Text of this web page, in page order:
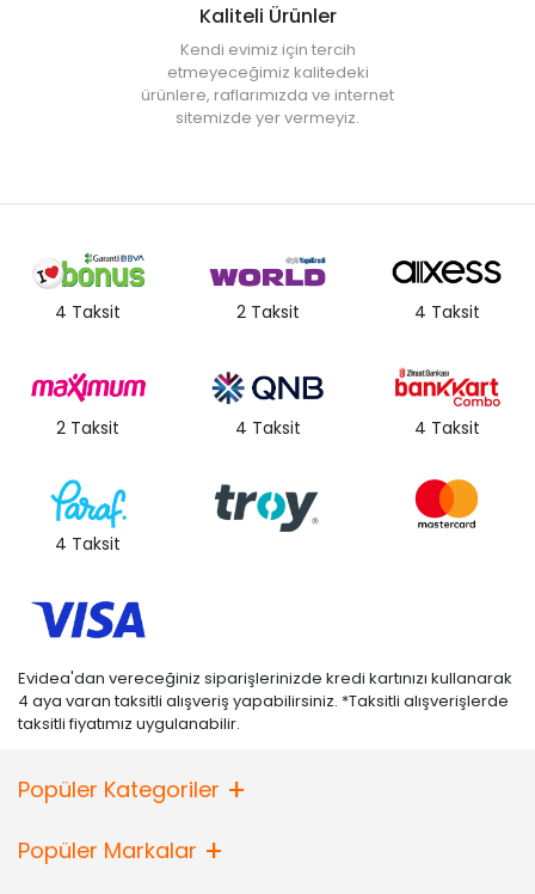
Kaliteli Ürünler
Kendi evimiz için tercih
etmeyeceğimiz kalitedeki
ürünlere, raflarımızda ve internet
sitemizde yer vermeyiz.
4 Taksit 2 Taksit 4 Taksit
2 Taksit 4 Taksit 4 Taksit
4 Taksit
Evidea'dan vereceğiniz siparişlerinizde kredi kartınızı kullanarak
4 aya varan taksitli alışveriş yapabilirsiniz. *Taksitli alışverişlerde
taksitli fiyatımız uygulanabilir.
Popüler Kategoriler
Popüler Markalar